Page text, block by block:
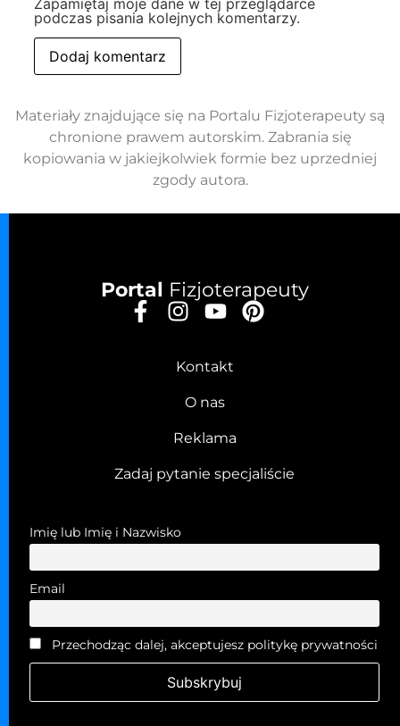
podczas pisania kolejnych komentarzy.
Materiały znajdujące się na Portalu Fizjoterapeuty są
chronione prawem autorskim. Zabrania się
kopiowania w jakiejkolwiek formie bez uprzedniej
zgody autora.
Portal Fizjoterapeuty
Kontakt
O nas
Reklama
Zadaj pytanie specjaliście
Imię lub Imię i Nazwisko
Email
Przechodząc dalej, akceptujesz politykę prywatności